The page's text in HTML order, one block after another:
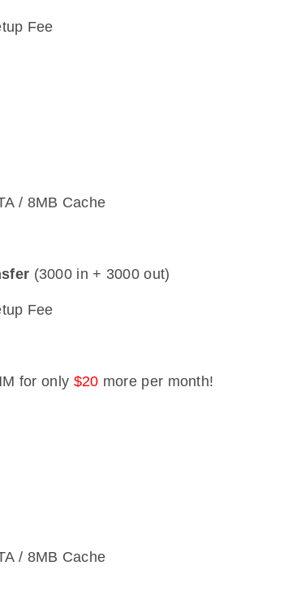
Fee
/ 8MB Cache
(3000 in + 3000 out)
Fee
for only $20 more per month!
/ 8MB Cache